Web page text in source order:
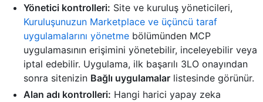
Yönetici kontrolleri: Site ve kuruluş yöneticileri,
Kuruluşunuzun Marketplace ve üçüncü taraf
uygulamalarını yönetme bölümünden MCP
uygulamasının erişimini yönetebilir, inceleyebilir veya
iptal edebilir. Uygulama, ilk başarılı 3LO onayından
sonra sitenizin Bağlı uygulamalar listesinde görünür.
Alan adı kontrolleri: Hangi harici yapay zeka